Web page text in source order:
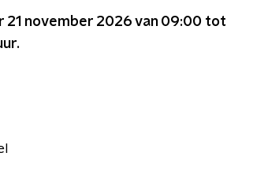
21 november 2026 van 09:00 tot